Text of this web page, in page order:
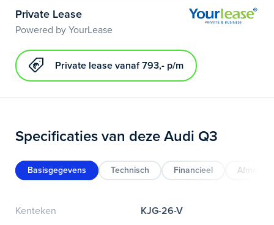
Private Lease
Powered by YourLease
Private lease vanaf 793,- p/m
Specificaties van deze Audi Q3
Basisgegevens Technisch Financieel
Kenteken
KJG-26-V